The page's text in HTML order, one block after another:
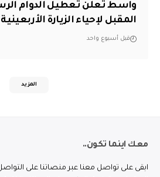
واسط تعلن تعطيل الدوام
المقبل لإحياء الزيارة الأربعينية
قبل أسبوع واحد
المزيد
معك اينما تكون..
ابقى على تواصل معنا عبر منصاتنا على